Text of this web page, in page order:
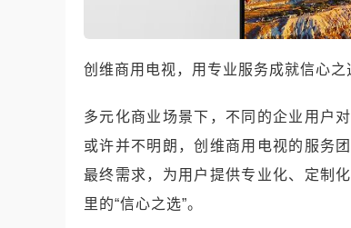
创维商用电视，用专业服务成就信心之
多元化商业场景下，不同的企业用户
或许并不明朗，创维商用电视的服务
最终需求，为用户提供专业化、定制
里的“信心之选”。